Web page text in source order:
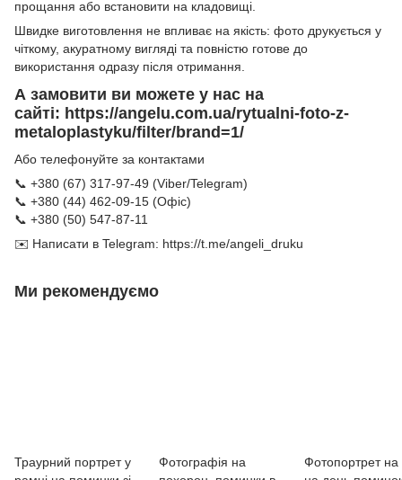
прощання або встановити на кладовищі.
Швидке виготовлення не впливає на якість: фото друкується у
чіткому, акуратному вигляді та повністю готове до
використання одразу після отримання.
А замовити ви можете у нас на
сайті: https://angelu.com.ua/rytualni-foto-z-
metaloplastyku/filter/brand=1/
Або телефонуйте за контактами
📞 +380 (67) 317-97-49 (Viber/Telegram)
📞 +380 (44) 462-09-15 (Офіс)
📞 +380 (50) 547-87-11
✉️ Написати в Telegram: https://t.me/angeli_druku
Ми рекомендуємо
Траурний портрет у
Фотографія на
Фотопортрет на